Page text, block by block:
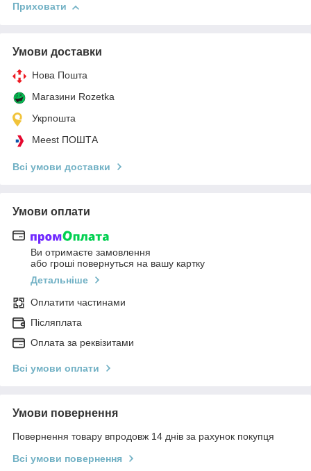
Приховати
Умови доставки
Нова Пошта
Магазини Rozetka
Укрпошта
Meest ПОШТА
Всі умови доставки
Умови оплати
Ви отримаєте замовлення
або гроші повернуться на вашу картку
Детальніше
Оплатити частинами
Післяплата
Оплата за реквізитами
Всі умови оплати
Умови повернення
Повернення товару впродовж 14 днів за рахунок покупця
Всі умови повернення